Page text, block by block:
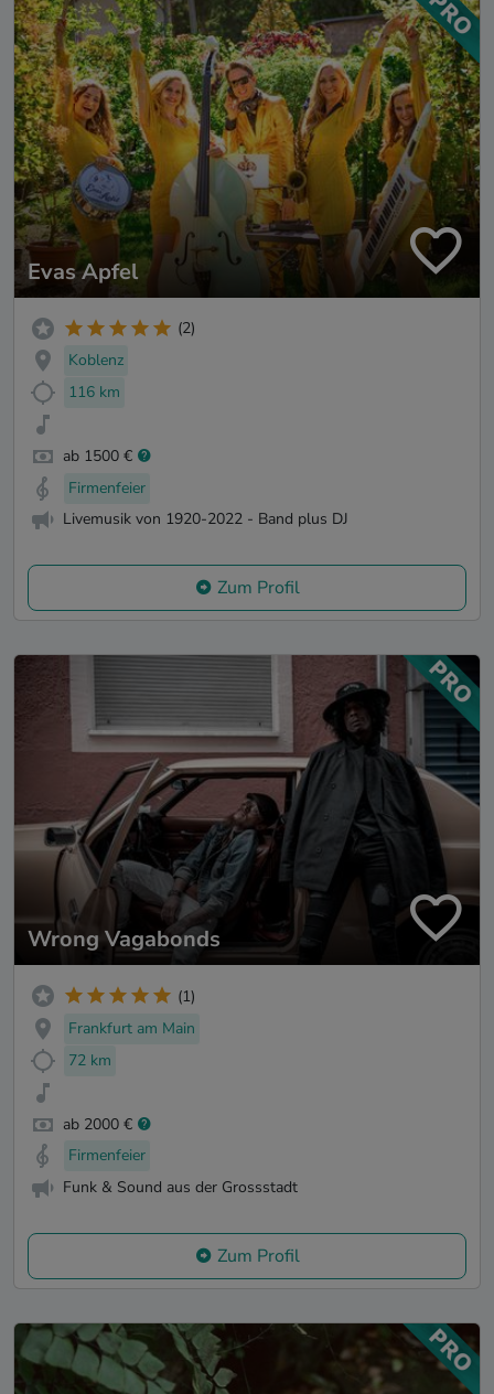
Evas Apfel
(2)
Koblenz
116 km
ab 1500 €
Firmenfeier
Livemusik von 1920-2022 - Band plus DJ
Zum Profil
Wrong Vagabonds
(1)
Frankfurt am Main
72 km
ab 2000 €
Firmenfeier
Funk & Sound aus der Grossstadt
Zum Profil